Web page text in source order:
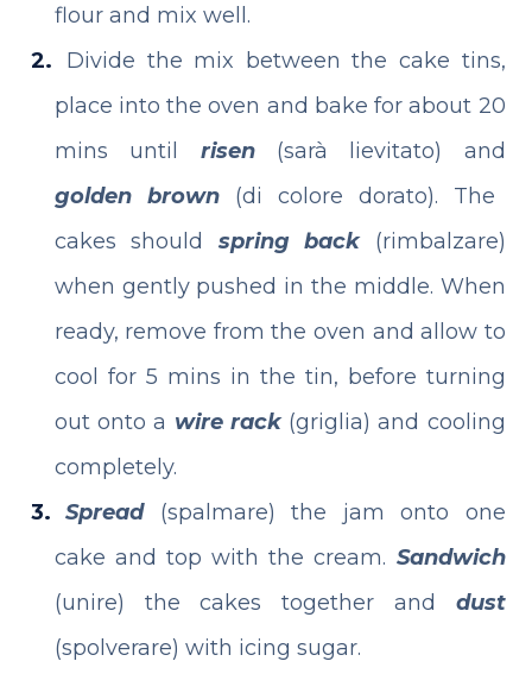
flour and mix well.
Divide the mix between the cake tins,
place into the oven and bake for about 20
mins until risen(sarà lievitato) and
golden brown(di colore dorato). The
cakes should spring back(rimbalzare)
when gently pushed in the middle. When
ready, remove from the oven and allow to
cool for 5 mins in the tin, before turning
out onto a wire rack(griglia) and cooling
completely.
Spread(spalmare) the jam onto one
cake and top with the cream. Sandwich
(unire) the cakes together and dust
(spolverare) with icing sugar.